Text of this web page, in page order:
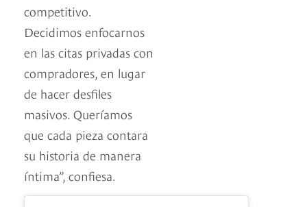
competitivo.
Decidimos enfocarnos
en las citas privadas con
compradores, en lugar
de hacer desfiles
masivos. Queríamos
que cada pieza contara
su historia de manera
íntima”, confiesa.